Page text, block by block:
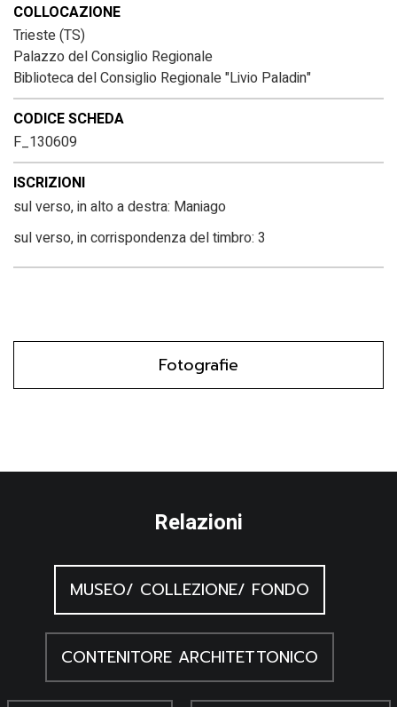
COLLOCAZIONE
Trieste (TS)
Palazzo del Consiglio Regionale
Biblioteca del Consiglio Regionale "Livio Paladin"
CODICE SCHEDA
F_130609
ISCRIZIONI
sul verso, in alto a destra: Maniago
sul verso, in corrispondenza del timbro: 3
Fotografie
Relazioni
MUSEO/ COLLEZIONE/ FONDO
CONTENITORE ARCHITETTONICO